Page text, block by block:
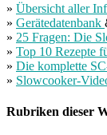
» Übersicht aller
» Gerätedatenbank
» 25 Fragen: Die
» Top 10 Rezepte
» Die komplette
» Slowcooker-
Rubriken dieser